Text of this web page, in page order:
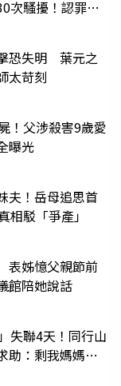
次騷擾！認罪免
恐失明 葉元之
太苛刻
！父涉殺害9歲愛
曝光
夫！岳母追思首
駁「爭產」
姊憶父親節前
館陪她說話
失聯4天！同行山
：剩我媽媽還